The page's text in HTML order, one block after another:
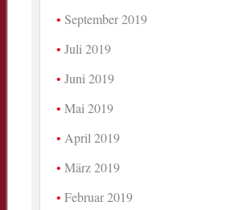
September 2019
Juli 2019
Juni 2019
Mai 2019
April 2019
März 2019
Februar 2019